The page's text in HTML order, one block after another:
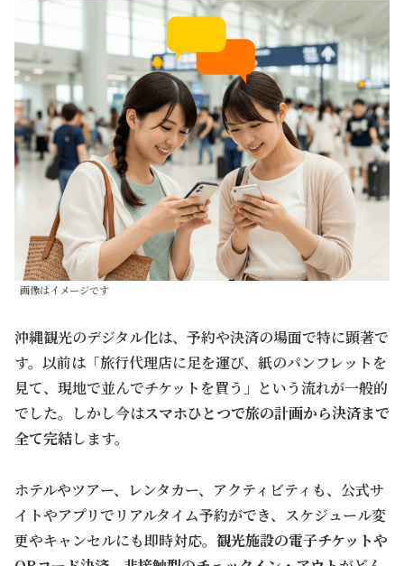
画像はイメージです
沖縄観光のデジタル化は、予約や決済の場面で特に顕著で
す。以前は「旅行代理店に足を運び、紙のパンフレットを
見て、現地で並んでチケットを買う」という流れが一般的
でした。しかし今はスマホひとつで旅の計画から決済まで
全て完結します。
ホテルやツアー、レンタカー、アクティビティも、公式サ
イトやアプリでリアルタイム予約ができ、スケジュール変
更やキャンセルにも即時対応。 観光施設の電子チケットや